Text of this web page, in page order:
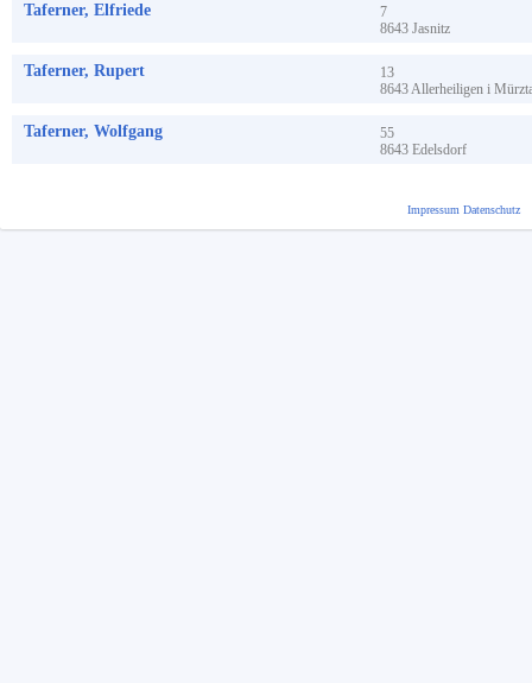
Taferner, Elfriede
7
8643 Jasnitz
Taferner, Rupert
13
8643Allerheiligen i
Taferner, Wolfgang
55
8643 Edelsdorf
Impressum Datenschutz